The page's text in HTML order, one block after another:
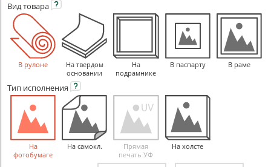
Видтовара
В рулоне
На твердом
основании
На
подрамнике
В паспарту В раме
Тип исполнения
На
фотобумаге
На самокл.
Прямая
печать УФ
На холсте